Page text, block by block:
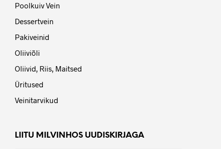
Poolkuiv Vein
Dessertvein
Pakiveinid
Oliiviõli
Oliivid, Riis, Maitsed
Üritused
Veinitarvikud
LIITU MILVINHOS UUDISKIRJAGA